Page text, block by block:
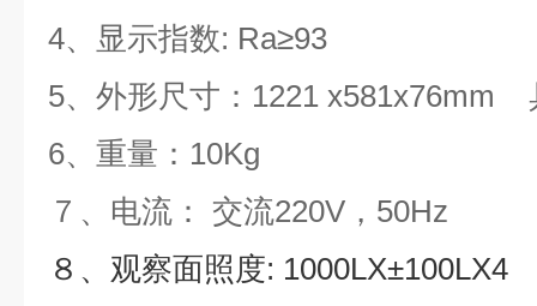
4、显示指数: Ra≥93
5、外形尺寸：1221 x581x76mm
6、重量：10Kg
７、电流： 交流220V，50Hz
８、观察面照度: 1000LX±100LX4